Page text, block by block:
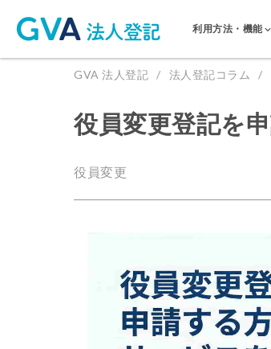
利用方法・機能
GVA 法人登記 法人登記コラム
役員変更登記を
役員変更